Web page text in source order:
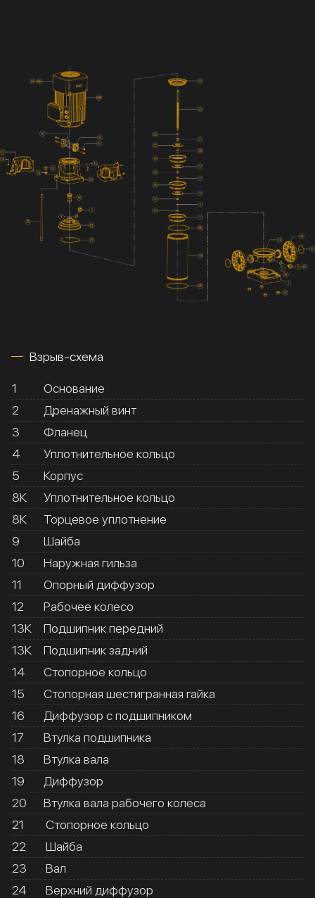
Взрыв-схема
1
Основание
2
Дренажный винт
3
Фланец
4
Уплотнительное кольцо
5
Корпус
8К
Уплотнительное кольцо
8К
Торцевое уплотнение
9
Шайба
10
Наружная гильза
11
Опорный диффузор
12
Рабочее колесо
13К
Подшипник передний
13К
Подшипник задний
14
Стопорное кольцо
15
Стопорная шестигранная гайка
16
Диффузор с подшипником
17
Втулка подшипника
18
Втулка вала
19
Диффузор
20
Втулка вала рабочего колеса
21
Стопорное кольцо
22
Шайба
23
Вал
24
Верхний диффузор